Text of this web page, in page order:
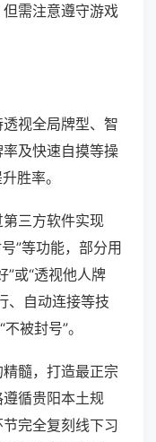
需注意遵守游戏
视全局牌型、智
及快速自摸等操
胜率。
三方软件实现
”等功能，部分用
”或“透视他人牌
、自动连接等技
被封号”。
髓，打造最正宗
循贵阳本土规
完全复刻线下习